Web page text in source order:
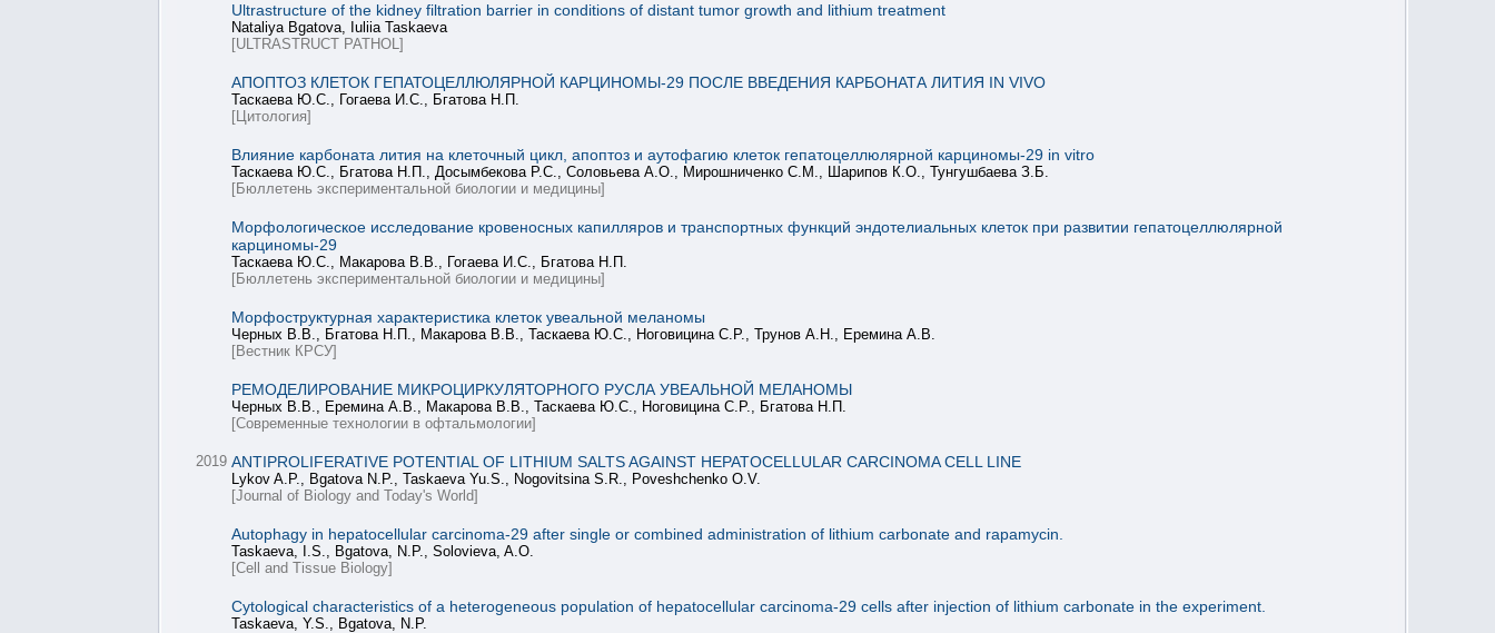
Ultrastructure of the kidney filtration barrier in conditions of distant tumor growth and lithium treatment
Nataliya Bgatova, Iuliia Taskaeva
[ULTRASTRUCT PATHOL]
АПОПТОЗ КЛЕТОК ГЕПАТОЦЕЛЛЮЛЯРНОЙ КАРЦИНОМЫ-29 ПОСЛЕ ВВЕДЕНИЯ КАРБОНАТА ЛИТИЯ IN VIVO
Таскаева Ю.С., Гогаева И.С., Бгатова Н.П.
[Цитология]
Влияние карбоната лития на клеточный цикл, апоптоз и аутофагию клеток гепатоцеллюлярной карциномы-29 in vitro
Таскаева Ю.С., Бгатова Н.П., Досымбекова Р.С., Соловьева А.О., Мирошниченко С.М., Шарипов К.О., Тунгушбаева З.Б.
[Бюллетень экспериментальной биологии и медицины]
Морфологическое исследование кровеносных капилляров и транспортных функций эндотелиальных клеток при развитии гепатоцеллюлярной
карциномы-29
Таскаева Ю.С., Макарова В.В., Гогаева И.С., Бгатова Н.П.
[Бюллетень экспериментальной биологии и медицины]
Морфоструктурная характеристика клеток увеальной меланомы
Черных В.В., Бгатова Н.П., Макарова В.В., Таскаева Ю.С., Ноговицина С.Р., Трунов А.Н., Еремина А.В.
[Вестник КРСУ]
РЕМОДЕЛИРОВАНИЕ МИКРОЦИРКУЛЯТОРНОГО РУСЛА УВЕАЛЬНОЙ МЕЛАНОМЫ
Черных В.В., Еремина А.В., Макарова В.В., Таскаева Ю.С., Ноговицина С.Р., Бгатова Н.П.
[Современные технологии в офтальмологии]
2019 ANTIPROLIFERATIVE POTENTIAL OF LITHIUM SALTS AGAINST HEPATOCELLULAR CARCINOMA CELL LINE
Lykov A.P., Bgatova N.P., Taskaeva Yu.S., Nogovitsina S.R., Poveshchenko O.V.
[Journal of Biology and Today's World]
Autophagy in hepatocellular carcinoma-29 after single or combined administration of lithium carbonate and rapamycin.
Taskaeva, I.S., Bgatova, N.P., Solovieva, A.O.
[Cell and Tissue Biology]
Cytological characteristics of a heterogeneous population of hepatocellular carcinoma-29 cells after injection of lithium carbonate in the experiment.
Taskaeva, Y.S., Bgatova, N.P.